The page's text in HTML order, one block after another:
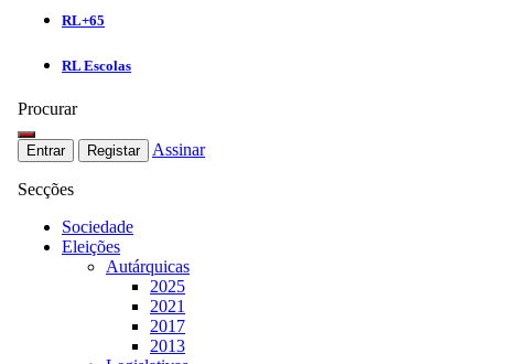
RL+65
RL Escolas
Procurar
Entrar Registar Assinar
Secções
Sociedade
Eleições
Autárquicas
2025
2021
2017
2013